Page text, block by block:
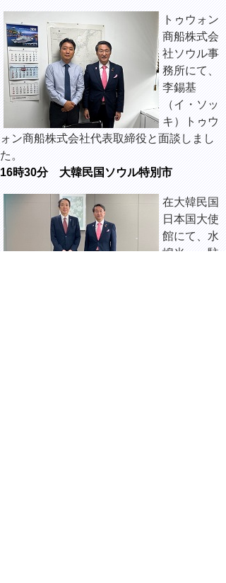
トゥウォン
商船株式会
社ソウル事
務所にて、
李錫基
（イ・ソッ
キ）トゥウ
ォン商船株式会社代表取締役と面談しまし
た。
16時30分 大韓民国ソウル特別市
在大韓民国
日本国大使
館にて、水
嶋光一 駐